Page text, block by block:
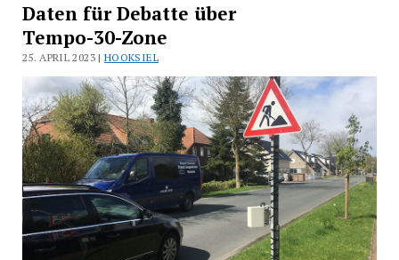
Daten für Debatte über
Tempo-30-Zone
25. APRIL 2023 |HOOKSIEL